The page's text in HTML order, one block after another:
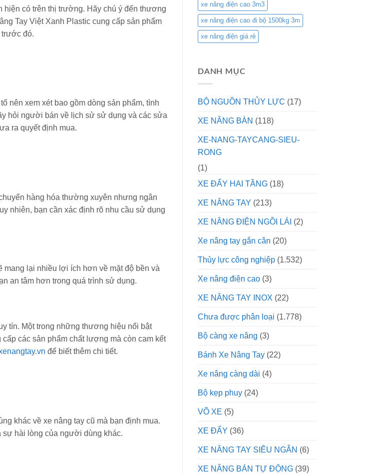
hiện có trên thị trường. Hãy chú ý đến thương
Tay Việt Xanh Plastic cung cấp sản phẩm
đó.
nên xem xét bao gồm dòng sản phẩm, tình
hỏi người bán về lịch sử sử dụng và các sửa
ra quyết định mua.
hàng hóa thường xuyên nhưng ngân
nhiên, bạn cần xác định rõ nhu cầu sử dụng
mang lại nhiều lợi ích hơn về mặt độ bền và
an tâm hơn trong quá trình sử dụng.
tín. Một trong những thương hiệu nổi bật
các sản phẩm chất lượng mà còn cam kết
để biết thêm chi tiết.
khác về xe nâng tay cũ mà bạn định mua.
sự hài lòng của người dùng khác.
xe nâng điện cao 3m3
xe nâng điện cao đi bộ 1500kg 3m
xe nâng điện giá rẻ
DANH MỤC
BỘ NGUỒN THỦY LỰC (17)
XE NÂNG BÀN (118)
XE-NANG-TAYCANG-SIEU-
RONG
(1)
XE ĐẨY HAI TẦNG (18)
XE NÂNG TAY (213)
XE NÂNG ĐIỆN NGỒI LÁI (2)
Xe nâng tay gắn cân (20)
Thủy lực công nghiệp (1.532)
Xe nâng điện cao (3)
XE NÂNG TAY INOX (22)
Chưa được phân loại (1.778)
Bộ càng xe nâng (3)
Bánh Xe Nâng Tay (22)
Xe nâng càng dài (4)
Bộ kẹp phuy (24)
VÕ XE (5)
XE ĐẨY (36)
XE NÂNG TAY SIÊU NGẮN (6)
XE NÂNG BÁN TỰ ĐỘNG (39)